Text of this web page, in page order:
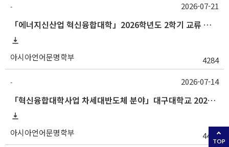
-
「에너지신산업 혁신융합대학」2026학년도 2학기 교류 수학 안내 (한양대)
아시아언어문명학부 4284
2026-07-21
-
「혁신융합대학사업 차세대반도체 분야」대구대학교 2026-2학기 교류수학 안내
아시아언어문명학부 4485
2026-07-14
TOP